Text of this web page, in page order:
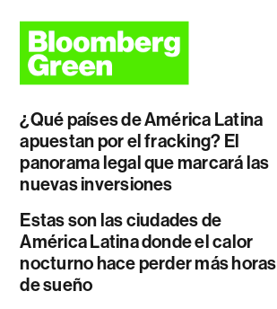
¿Qué países de América Latina
apuestan por el fracking? El
panorama legal que marcará las
nuevas inversiones
Estas son las ciudades de
América Latina donde el calor
nocturno hace perder más horas
de sueño